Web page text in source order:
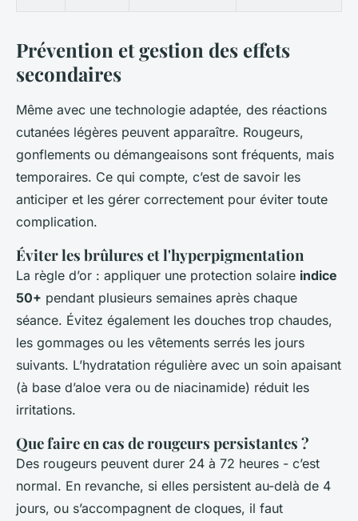
Prévention et gestion des effets
secondaires
Même avec une technologie adaptée, des réactions
cutanées légères peuvent apparaître. Rougeurs,
gonflements ou démangeaisons sont fréquents, mais
temporaires. Ce qui compte, c’est de savoir les
anticiper et les gérer correctement pour éviter toute
complication.
Éviter les brûlures et l'hyperpigmentation
La règle d’or : appliquer une protection solaire indice
50+ pendant plusieurs semaines après chaque
séance. Évitez également les douches trop chaudes,
les gommages ou les vêtements serrés les jours
suivants. L’hydratation régulière avec un soin apaisant
(à base d’aloe vera ou de niacinamide) réduit les
irritations.
Que faire en cas de rougeurs persistantes ?
Des rougeurs peuvent durer 24 à 72 heures - c’est
normal. En revanche, si elles persistent au-delà de 4
jours, ou s’accompagnent de cloques, il faut